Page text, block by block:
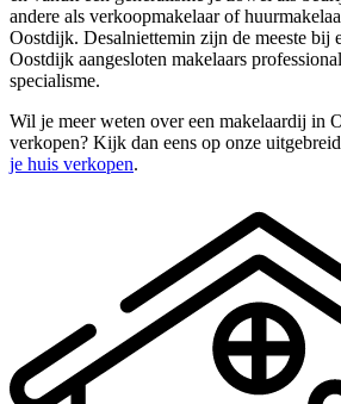
andere als verkoopmakelaar of
Oostdijk. Desalniettemin zijn de meeste bij
Oostdijk aangesloten makelaars
specialisme.
Wil je meer weten over een makelaardij in
verkopen? Kijk dan eens op onze
je huis verkopen.